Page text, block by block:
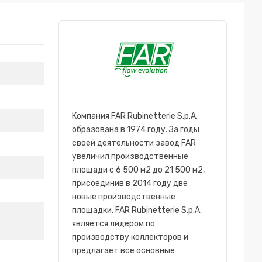
Компания FAR Rubinetterie S.p.A.
образована в 1974 году. За годы
своей деятельности завод FAR
увеличил производственные
площади с 6 500 м2 до 21 500 м2,
присоединив в 2014 году две
новые производственные
площадки. FAR Rubinetterie S.p.A.
является лидером по
производству коллекторов и
предлагает все основные